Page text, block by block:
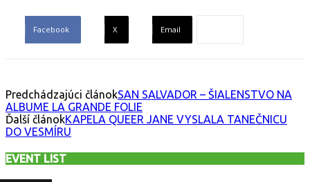
Facebook X Email
Predchádzajúci článokSAN SALVADOR – ŠIALENSTVO NA
ALBUME LA GRANDE FOLIE
Ďalší článokKAPELA QUEER JANE VYSLALA TANEČNICU
DO VESMÍRU
EVENT LIST